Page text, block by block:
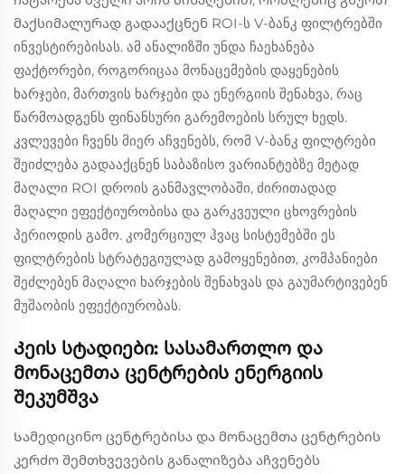
მაქსიმალურად გადააქცნენ ROI-ს V-ბანკ ფილტრებში
ინვესტირებისას. ამ ანალიზში უნდა ჩაეხანება
ფაქტორები, როგორიცაა მონაცემების დაყენების
ხარჯები, მართვის ხარჯები და ენერგიის შენახვა, რაც
წარმოადგენს ფინანსური გარემოების სრულ ხედს.
კვლევები ჩვენს მიერ აჩვენებს, რომ V-ბანკ ფილტრები
შეიძლება გადააქცნენ საბაზისო ვარიანტებზე მეტად
მაღალი ROI დროის განმავლობაში, ძირითადად
მაღალი ეფექტიურობისა და გარკვეული ცხოვრების
პერიოდის გამო. კომერციულ ჰვაც სისტემებში ეს
ფილტრების სტრატეგიულად გამოყენებით, კომპანიები
შეძლებენ მაღალი ხარჯების შენახვას და გაუმარტივებენ
მუშაობის ეფექტიურობას.
Კეის სტადიები: სასამართლო და
მონაცემთა ცენტრების ენერგიის
შეკუმშვა
Სამედიცინო ცენტრებისა და მონაცემთა ცენტრების
კერძო შემთხვევების განალიზება აჩვენებს